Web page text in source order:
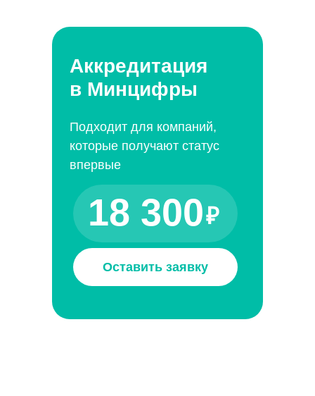
Аккредитация
в Минцифры
Подходит для компаний,
которые получают статус
впервые
Оставить заявку
18 300₽